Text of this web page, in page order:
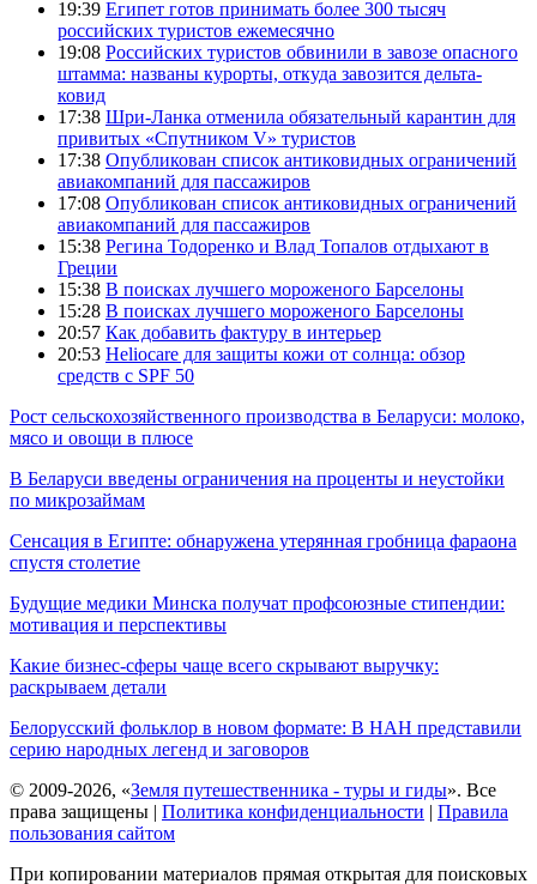
19:39 Египет готов принимать более 300 тысяч
российских туристов ежемесячно
19:08 Российских туристов обвинили в завозе опасного
штамма: названы курорты, откуда завозится дельта-
ковид
17:38 Шри-Ланка отменила обязательный карантин для
привитых «Спутником V» туристов
17:38 Опубликован список антиковидных ограничений
авиакомпаний для пассажиров
17:08 Опубликован список антиковидных ограничений
авиакомпаний для пассажиров
15:38 Регина Тодоренко и Влад Топалов отдыхают в
Греции
15:38 В поисках лучшего мороженого Барселоны
15:28 В поисках лучшего мороженого Барселоны
20:57 Как добавить фактуру в интерьер
20:53 Heliocare для защиты кожи от солнца: обзор
средств с SPF 50
Рост сельскохозяйственного производства в Беларуси: молоко,
мясо и овощи в плюсе
В Беларуси введены ограничения на проценты и неустойки
по микрозаймам
Сенсация в Египте: обнаружена утерянная гробница фараона
спустя столетие
Будущие медики Минска получат профсоюзные стипендии:
мотивация и перспективы
Какие бизнес-сферы чаще всего скрывают выручку:
раскрываем детали
Белорусский фольклор в новом формате: В НАН представили
серию народных легенд и заговоров
© 2009-2026, «Земля путешественника - туры и гиды». Все
права защищены | Политика конфиденциальности | Правила
пользования сайтом
При копировании материалов прямая открытая для поисковых